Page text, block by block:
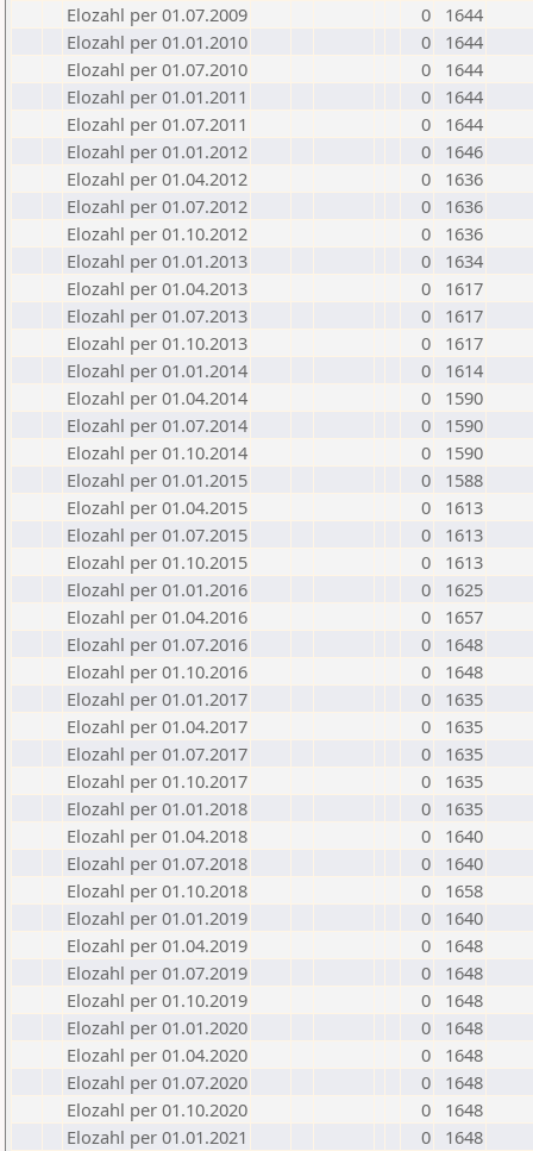
Elozahl per 01.07.2009
0
1644
Elozahl per 01.01.2010
0
1644
Elozahl per 01.07.2010
0
1644
Elozahl per 01.01.2011
0
1644
Elozahl per 01.07.2011
0
1644
Elozahl per 01.01.2012
0
1646
Elozahl per 01.04.2012
0
1636
Elozahl per 01.07.2012
0
1636
Elozahl per 01.10.2012
0
1636
Elozahl per 01.01.2013
0
1634
Elozahl per 01.04.2013
0
1617
Elozahl per 01.07.2013
0
1617
Elozahl per 01.10.2013
0
1617
Elozahl per 01.01.2014
0
1614
Elozahl per 01.04.2014
0
1590
Elozahl per 01.07.2014
0
1590
Elozahl per 01.10.2014
0
1590
Elozahl per 01.01.2015
0
1588
Elozahl per 01.04.2015
0
1613
Elozahl per 01.07.2015
0
1613
Elozahl per 01.10.2015
0
1613
Elozahl per 01.01.2016
0
1625
Elozahl per 01.04.2016
0
1657
Elozahl per 01.07.2016
0
1648
Elozahl per 01.10.2016
0
1648
Elozahl per 01.01.2017
0
1635
Elozahl per 01.04.2017
0
1635
Elozahl per 01.07.2017
0
1635
Elozahl per 01.10.2017
0
1635
Elozahl per 01.01.2018
0
1635
Elozahl per 01.04.2018
0
1640
Elozahl per 01.07.2018
0
1640
Elozahl per 01.10.2018
0
1658
Elozahl per 01.01.2019
0
1640
Elozahl per 01.04.2019
0
1648
Elozahl per 01.07.2019
0
1648
Elozahl per 01.10.2019
0
1648
Elozahl per 01.01.2020
0
1648
Elozahl per 01.04.2020
0
1648
Elozahl per 01.07.2020
0
1648
Elozahl per 01.10.2020
0
1648
Elozahl per 01.01.2021
0
1648